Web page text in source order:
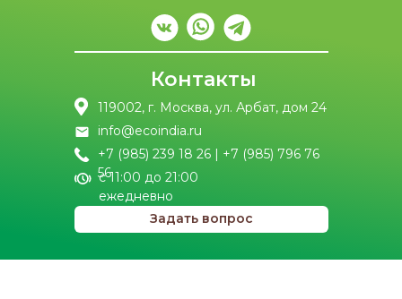
Контакты
119002, г. Москва, ул. Арбат, дом 24
info@ecoindia.ru
Задать вопрос
с 11:00 до 21:00
ежедневно
+7 (985) 239 18 26 | +7 (985) 796 76
56